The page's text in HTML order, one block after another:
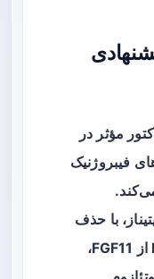
مؤثر در
فیبروژنیک
با حذف
برچسب‌های یوبی‌کویتین K48 از FGF11،